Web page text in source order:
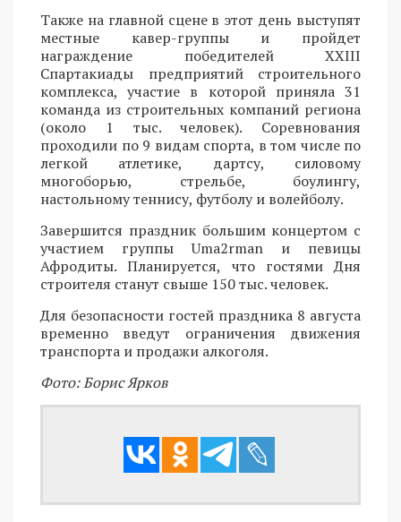
Также на главной сцене в этот день выступят
местные кавер-группы и пройдет
награждение победителей XXIII
Спартакиады предприятий строительного
комплекса, участие в которой приняла 31
команда из строительных компаний региона
(около 1 тыс. человек). Соревнования
проходили по 9 видам спорта, в том числе по
легкой атлетике, дартсу, силовому
многоборью, стрельбе, боулингу,
настольному теннису, футболу и волейболу.
Завершится праздник большим концертом с
участием группы Uma2rman и певицы
Афродиты. Планируется, что гостями Дня
строителя станут свыше 150 тыс. человек.
Для безопасности гостей праздника 8 августа
временно введут ограничения движения
транспорта и продажи алкоголя.
Фото: Борис Ярков